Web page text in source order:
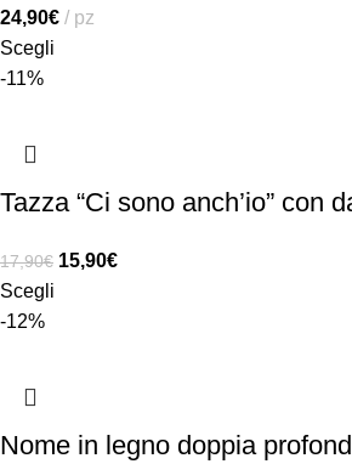
24,90€
pz
Scegli
-11%
Tazza “Ci sono anch’io” con
17,90€ 15,90€
Scegli
-12%
Nome in legno doppia